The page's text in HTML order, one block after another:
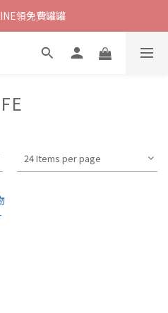
領免費罐罐
24 Items per page